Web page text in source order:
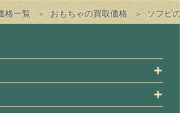
格一覧 おもちゃの買取価格 ソフビ